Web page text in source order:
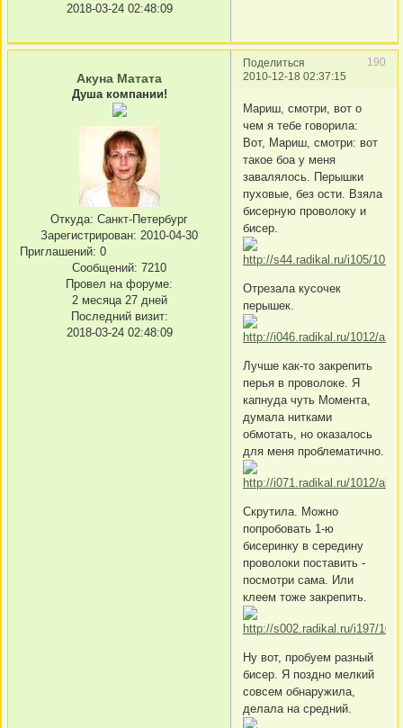
2018-03-24 02:48:09
Поделиться
190
2010-12-18 02:37:15
Акуна Матата
Душа компании!
Откуда: Санкт-Петербург
Зарегистрирован: 2010-04-30
Приглашений: 0
Сообщений: 7210
Провел на форуме:
2 месяца 27 дней
Последний визит:
2018-03-24 02:48:09
Мариш, смотри, вот о
чем я тебе говорила:
Вот, Мариш, смотри: вот
такое боа у меня
завалялось. Перышки
пуховые, без ости. Взяла
бисерную проволоку и
бисер.
Отрезала кусочек
перышек.
Лучше как-то закрепить
перья в проволоке. Я
капнуда чуть Момента,
думала нитками
обмотать, но оказалось
для меня проблематично.
Скрутила. Можно
попробовать 1-ю
бисеринку в середину
проволоки поставить -
посмотри сама. Или
клеем тоже закрепить.
Ну вот, пробуем разный
бисер. Я поздно мелкий
совсем обнаружила,
делала на средний.